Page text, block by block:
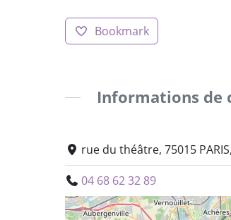
Bookmark
Informations de
rue du théâtre, 75015
04 68 62 32 89